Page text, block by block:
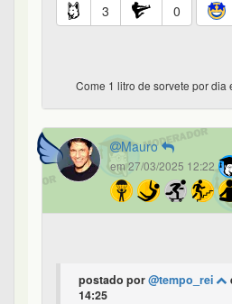
3 0
Come 1 litro de sorvete por dia
Mauro
em 27/03/2025 12:22
postado por@tempo_rei
14:25